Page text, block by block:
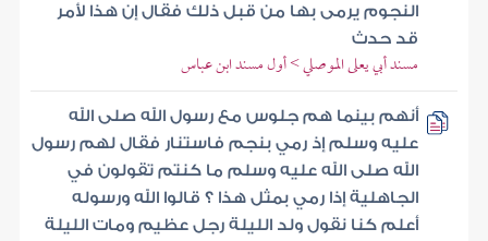
النجوم يرمى بها من قبل ذلك فقال إن هذا لأمر
قد حدث
مسند أبي يعلى الموصلي > أول مسند ابن عباس
أنهم بينما هم جلوس مع رسول الله صلى الله
عليه وسلم إذ رمي بنجم فاستنار فقال لهم رسول
الله صلى الله عليه وسلم ما كنتم تقولون في
الجاهلية إذا رمي بمثل هذا ؟ قالوا الله ورسوله
أعلم كنا نقول ولد الليلة رجل عظيم ومات الليلة